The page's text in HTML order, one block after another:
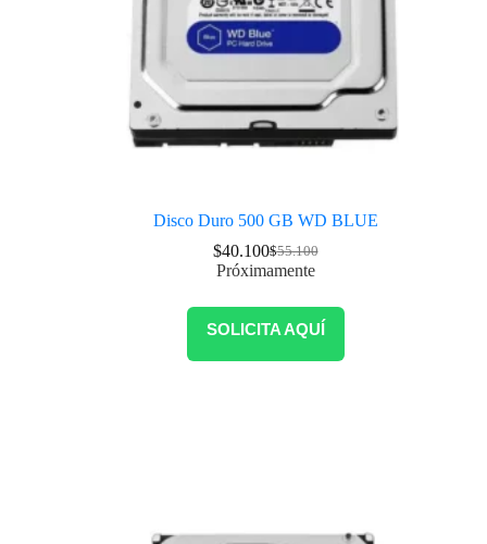
Disco Duro 500 GB WD BLUE
$55.100
$40.100
Próximamente
SOLICITA AQUÍ